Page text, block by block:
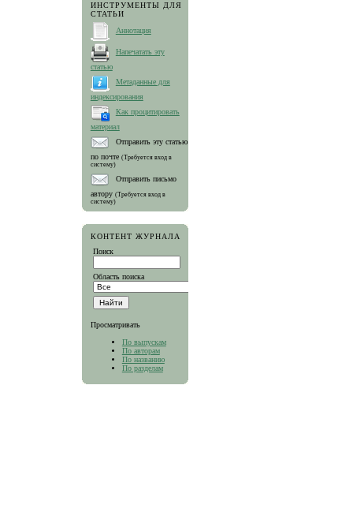
ИНСТРУМЕНТЫ ДЛЯ
СТАТЬИ
Аннотация
Напечатать эту
статью
Метаданные для
индексирования
Как процитировать
материал
Отправить эту статью
по почте (Требуется вход в
систему)
Отправить письмо
автору (Требуется вход в
систему)
КОНТЕНТ ЖУРНАЛА
Поиск
Область поиска
Просматривать
По выпускам
По авторам
По названию
По разделам